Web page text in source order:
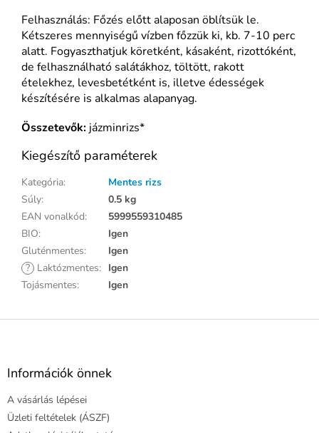
Felhasználás: Főzés előtt alaposan öblítsük le.
Kétszeres mennyiségű vízben főzzük ki, kb. 7-10 perc
alatt. Fogyaszthatjuk köretként, kásaként, rizottóként,
de felhasználható salátákhoz, töltött, rakott
ételekhez, levesbetétként is, illetve édességek
készítésére is alkalmas alapanyag.
Összetevők: jázminrizs*
Kiegészítő paraméterek
Kategória:
Mentes rizs
Súly:
0.5 kg
EAN vonalkód:
5999559310485
BIO:
Igen
Gluténmentes:
Igen
? Laktózmentes: Igen
Tojásmentes: Igen
L
Információk önnek
A vásárlás lépései
Üzleti feltételek (ÁSZF)